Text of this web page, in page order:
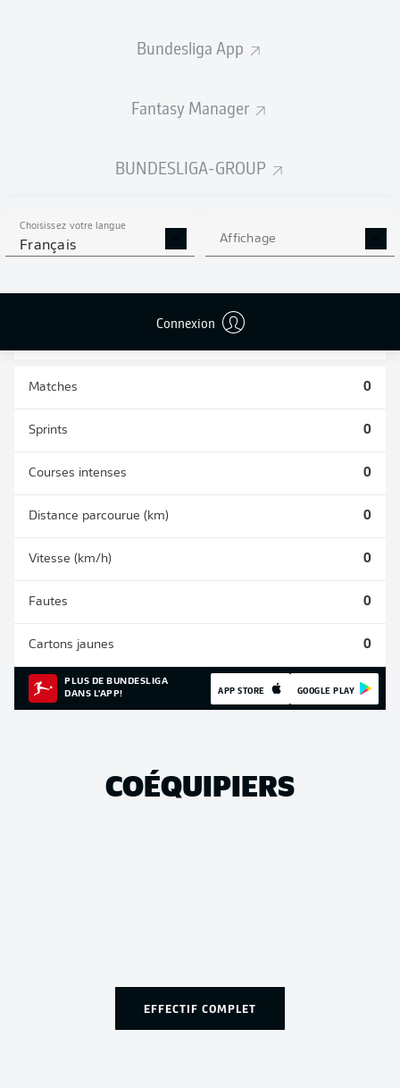
Bundesliga App
Fantasy Manager
BUNDESLIGA-GROUP
Choisissez votre langue
Français Affichage
Connexion
STATS DE LA SAISON
2026/2027
TIRS ARRÊTÉS
0
Matches 0
Sprints 0
Courses intenses 0
Distance parcourue (km) 0
Vitesse (km/h) 0
Fautes 0
Cartons jaunes 0
PLUS DE BUNDESLIGA
DANS L'APP!
APP STORE GOOGLE PLAY
COÉQUIPIERS
EFFECTIF COMPLET